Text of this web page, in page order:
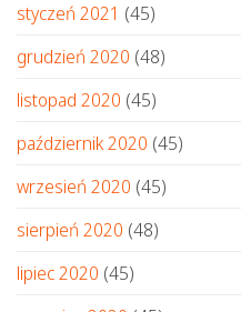
styczeń 2021 (45)
grudzień 2020 (48)
listopad 2020 (45)
październik 2020 (45)
wrzesień 2020 (45)
sierpień 2020 (48)
lipiec 2020 (45)